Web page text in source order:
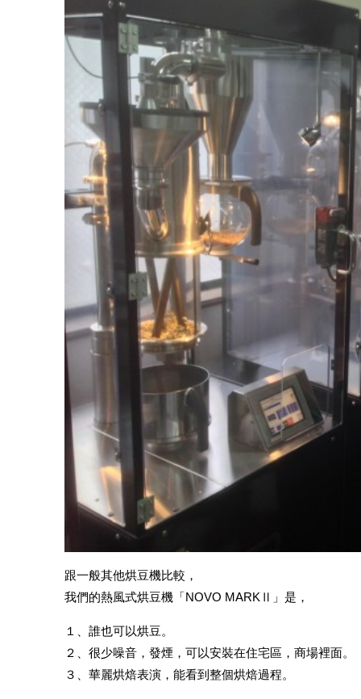
跟一般其他烘豆機比較，
我們的熱風式烘豆機「NOVO MARKⅡ」是，
１、誰也可以烘豆。
２、很少噪音，發煙，可以安裝在住宅區，商場裡面。
３、華麗烘焙表演，能看到整個烘焙過程。